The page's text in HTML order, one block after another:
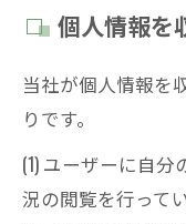
個人情報を
当社が個人情報を
りです。
(1) ユーザーに自
況の閲覧を行って